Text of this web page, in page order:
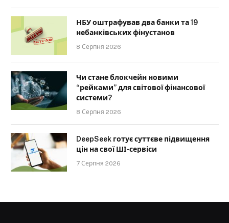
НБУ оштрафував два банки та 19
небанківських фінустанов
8 Серпня 2026
Чи стане блокчейн новими
“рейками” для світової фінансової
системи?
8 Серпня 2026
DeepSeek готує суттєве підвищення
цін на свої ШІ-сервіси
7 Серпня 2026